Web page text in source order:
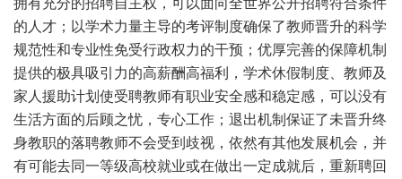
拥有充分的招聘自主权，可以面向全世界公开招聘符合条件
的人才；以学术力量主导的考评制度确保了教师晋升的科学
规范性和专业性免受行政权力的干预；优厚完善的保障机制
提供的极具吸引力的高薪酬高福利，学术休假制度、教师及
家人援助计划使受聘教师有职业安全感和稳定感，可以没有
生活方面的后顾之忧，专心工作；退出机制保证了未晋升终
身教职的落聘教师不会受到歧视，依然有其他发展机会，并
有可能去同一等级高校就业或在做出一定成就后，重新聘回